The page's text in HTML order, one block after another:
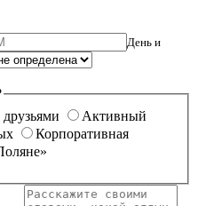
День и
Активный
Корпоративная